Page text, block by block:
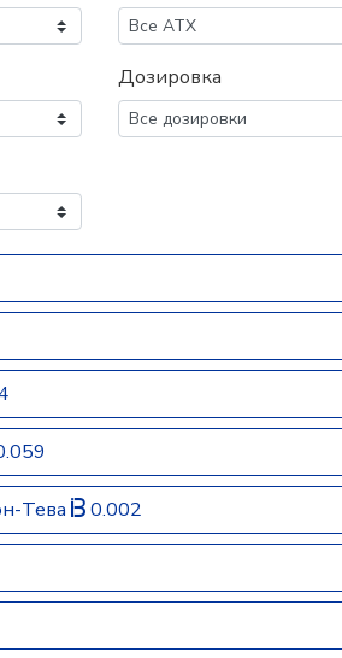
Дозировка
Тева 0.002